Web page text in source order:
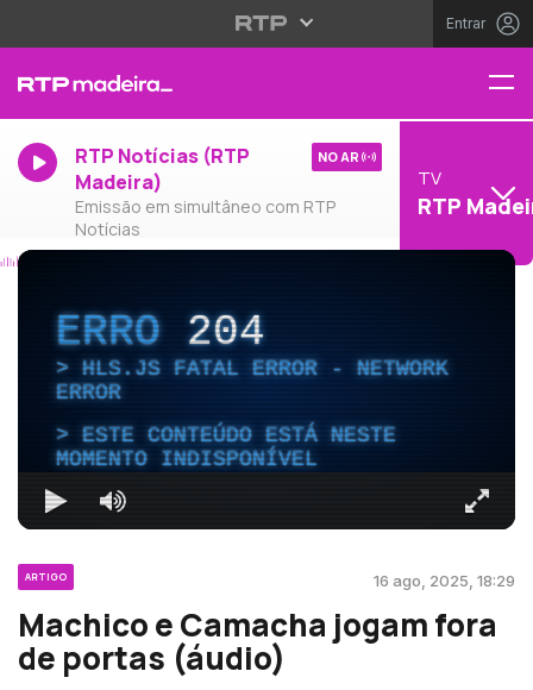
Entrar
RTP Notícias (RTP
Madeira)
Emissão em simultâneo com RTP
Notícias
NO AR
TV
RTP
ERRO204
HLS.JS FATAL ERROR - NETWORK
ERROR
ESTE CONTEÚDO ESTÁ NESTE
MOMENTO INDISPONÍVEL
ARTIGO 16 ago, 2025, 18:29
Machico e Camacha jogam fora
de portas (áudio)